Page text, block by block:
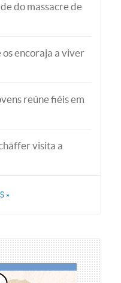
do massacre de
os encoraja a viver
reúne fiéis em
visita a
»